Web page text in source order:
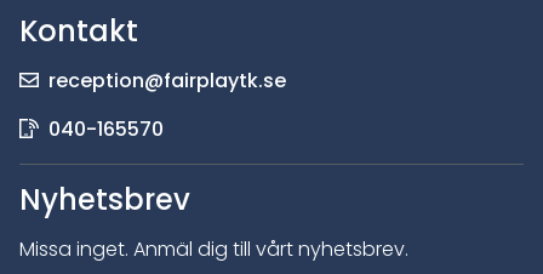
Kontakt
reception@fairplaytk.se
040-165570
Nyhetsbrev
Missa inget. Anmäl dig till vårt nyhetsbrev.